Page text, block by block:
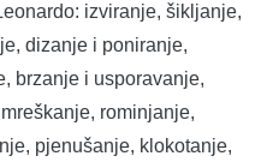
izviranje, šikljanje,
dizanje i poniranje,
brzanje i usporavanje,
rominjanje,
pjenušanje, klokotanje,